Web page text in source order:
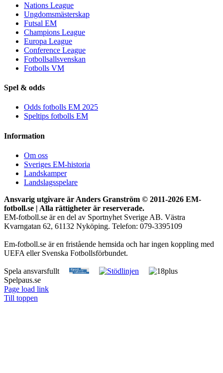
Nations League
Ungdomsmästerskap
Futsal EM
Champions League
Europa League
Conference League
Fotbollsallsvenskan
Fotbolls VM
Spel & odds
Odds fotbolls EM 2025
Speltips fotbolls EM
Information
Om oss
Sveriges EM-historia
Landskamper
Landslagsspelare
Ansvarig utgivare är Anders Granström © 2011-2026 EM-
fotboll.se | Alla rättigheter är reserverade.
EM-fotboll.se är en del av Sportnyhet Sverige AB. Västra
Kvarngatan 62, 61132 Nyköping. Telefon: 079-3395109
Em-fotboll.se är en fristående hemsida och har ingen koppling med
UEFA eller Svenska Fotbollsförbundet.
Spela ansvarsfullt
Spelpaus.se
Page load link
Till toppen